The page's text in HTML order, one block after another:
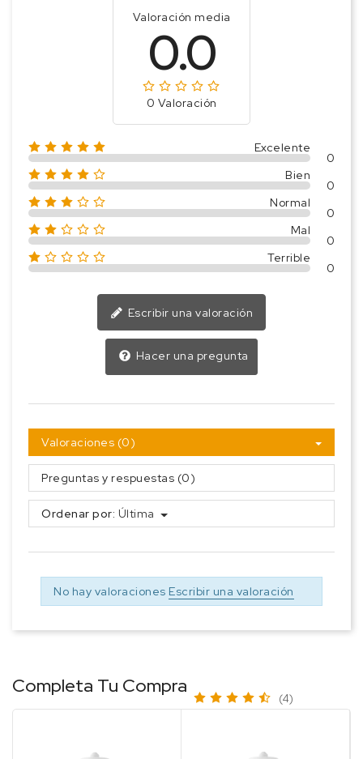
Valoración media
0.0
0 Valoración
Excelente
0
Bien
0
Normal
0
Mal
0
Terrible
0
Escribir una valoración
Hacer una pregunta
Valoraciones (0)
Preguntas y respuestas (0)
Ordenar por: Última
No hay valoraciones Escribir una valoración
Completa Tu Compra
(4)